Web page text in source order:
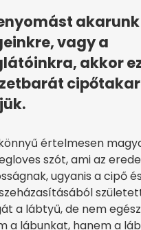
vagy a
akkor
értelmesen
szót, ami az
ugyanis a cipő
a lábtyű, de nem
a lábunkat, hanem a